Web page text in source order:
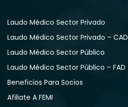
Laudo Médico Sector Privado
Laudo Médico Sector Privado – CAD
Laudo Médico Sector Público
Laudo Médico Sector Público – FAD
Beneficios Para Socios
Afiliate A FEMI